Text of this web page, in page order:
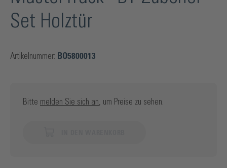
Set Holztür
Artikelnummer: BO5800013
Bitte melden Sie sich an , um Preise zu sehen.